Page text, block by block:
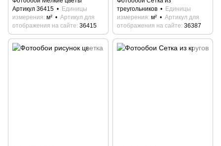
Артикул 36415
Единицы
измерения м²
Артикул для
отображения на сайте 36415
треугольников
Единицы
измерения м²
Артикул для
отображения на сайте 36387